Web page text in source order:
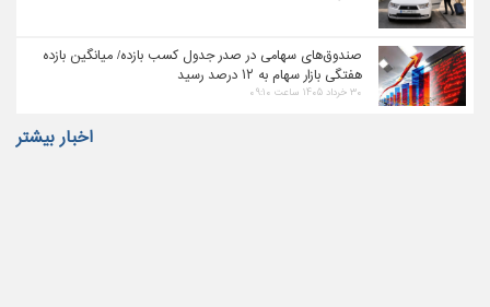
صندوق‌های سهامی در صدر جدول کسب بازده/ میانگین بازده
هفتگی بازار سهام به ۱۲ درصد رسید
۳۰ خرداد ۱۴۰۵ ساعت ۰۹:۱۰
اخبار بیشتر